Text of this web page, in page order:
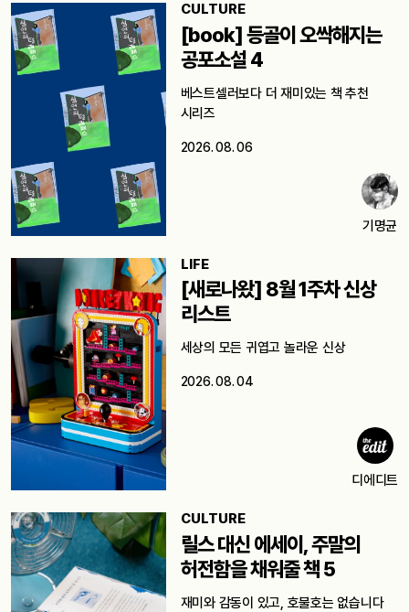
CULTURE
[book] 등골이 오싹해지는
공포소설 4
베스트셀러보다 더 재미있는 책 추천
시리즈
2026. 08. 06
기명균
LIFE
[새로나왔] 8월 1주차 신상
리스트
세상의 모든 귀엽고 놀라운 신상
2026. 08. 04
디에디트
CULTURE
릴스 대신 에세이, 주말의
허전함을 채워줄 책 5
재미와 감동이 있고, 호불호는 없습니다